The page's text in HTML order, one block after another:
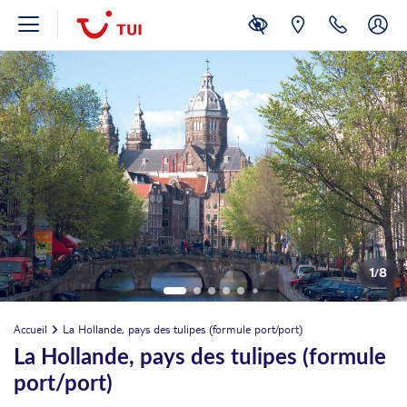
1/8
Accueil La Hollande, pays des tulipes (formule port/port)
La Hollande, pays des tulipes (formule
port/port)